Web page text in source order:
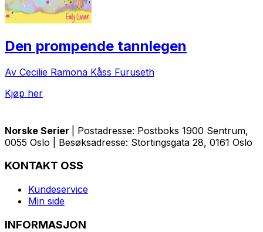
Den prompende tannlegen
Av Cecilie Ramona Kåss Furuseth
Kjøp her
Norske Serier
| Postadresse: Postboks 1900 Sentrum,
0055 Oslo | Besøksadresse: Stortingsgata 28, 0161 Oslo
KONTAKT OSS
Kundeservice
Min side
INFORMASJON